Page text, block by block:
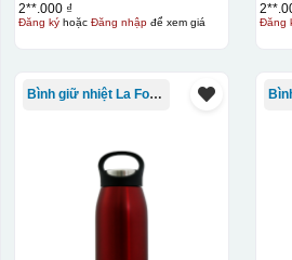
đó bằng nước. Người thợ sẽ căn
2**.000 ₫
Đăng kýhoặc Đăng nhậpđể xem giá Đăng
Bình giữ nhiệt La Fonte